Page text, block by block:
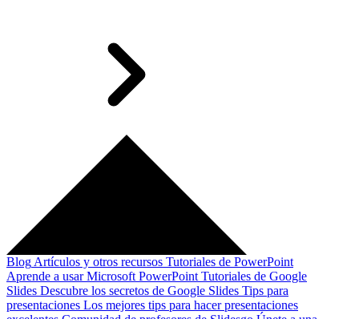
Blog Artículos y otros recursos Tutoriales de PowerPoint
Aprende a usar Microsoft PowerPoint Tutoriales de Google
Slides Descubre los secretos de Google Slides Tips para
presentaciones Los mejores tips para hacer presentaciones